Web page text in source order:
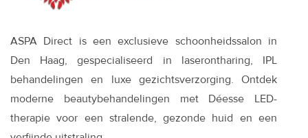
ASPA Direct is een exclusieve schoonheidssalon in
Den Haag, gespecialiseerd in laserontharing, IPL
behandelingen en luxe gezichtsverzorging. Ontdek
moderne beautybehandelingen met Déesse LED-
therapie voor een stralende, gezonde huid en een